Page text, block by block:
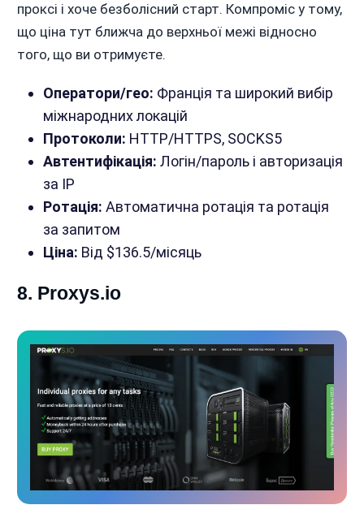
проксі і хоче безболісний старт. Компроміс у тому,
що ціна тут ближча до верхньої межі відносно
того, що ви отримуєте.
Оператори/гео: Франція та широкий вибір
міжнародних локацій
Протоколи: HTTP/HTTPS, SOCKS5
Автентифікація: Логін/пароль і авторизація
за IP
Ротація: Автоматична ротація та ротація
за запитом
Ціна: Від $136.5/місяць
8. Proxys.io